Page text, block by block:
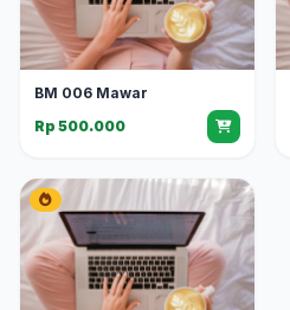
BM 006 Mawar
Rp 500.000